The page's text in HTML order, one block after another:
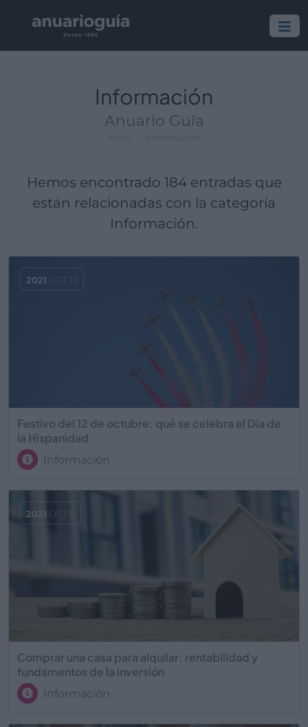
Información
Anuario Guía
Hemos encontrado 184 entradas que
están relacionadas con la categoría
Información.
Festivo del 12 de octubre: qué se celebra el Día de
la Hispanidad
Información
2021 OCT 12
Comprar una casa para alquilar: rentabilidad y
fundamentos de la inversión
Información
2021 OCT 8